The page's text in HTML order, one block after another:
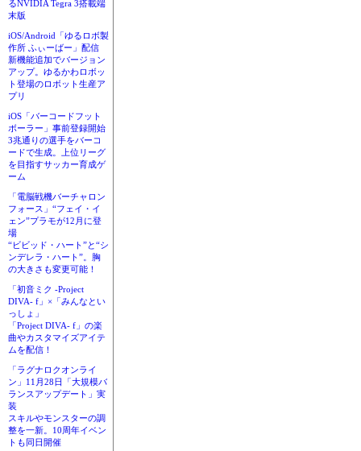
るNVIDIA Tegra 3搭載端
末版
iOS/Android「ゆるロボ製
作所 ふぃーばー」配信
新機能追加でバージョン
アップ。ゆるかわロボッ
ト登場のロボット生産ア
プリ
iOS「バーコードフット
ボーラー」事前登録開始
3兆通りの選手をバーコ
ードで生成。上位リーグ
を目指すサッカー育成ゲ
ーム
「電脳戦機バーチャロン
フォース」“フェイ・イ
ェン”プラモが12月に登
場
“ビビッド・ハート”と“シ
ンデレラ・ハート”。胸
の大きさも変更可能！
「初音ミク -Project
DIVA- f」×「みんなとい
っしょ」
「Project DIVA- f」の楽
曲やカスタマイズアイテ
ムを配信！
「ラグナロクオンライ
ン」11月28日「大規模バ
ランスアップデート」実
装
スキルやモンスターの調
整を一新。10周年イベン
トも同日開催